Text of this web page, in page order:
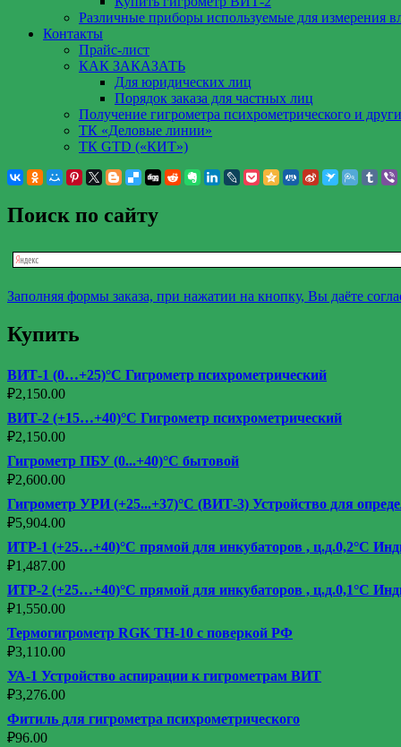
Различные приборы используемые для измерения
Контакты
Прайс-лист
КАК ЗАКАЗАТЬ
Для юридических лиц
Порядок заказа для частных лиц
Получение гигрометра психрометрического и
ТК «Деловые линии»
ТК GTD («КИТ»)
Поиск по сайту
Заполняя формы заказа, при нажатии на кнопку, Вы даёте
Купить
ВИТ-1 (0…+25)°С Гигрометр психрометрический
₽2,150.00
ВИТ-2 (+15…+40)°С Гигрометр психрометрический
₽2,150.00
Гигрометр ПБУ (0...+40)°С бытовой
₽2,600.00
Гигрометр УРИ (+25...+37)°С (ВИТ-3) Устройство для
₽5,904.00
ИТР-1 (+25…+40)°С прямой для инкубаторов , ц.д.0,2°С
₽1,487.00
ИТР-2 (+25…+40)°С прямой для инкубаторов , ц.д.0,1°С
₽1,550.00
Термогигрометр RGK TH-10 с поверкой РФ
₽3,110.00
УА-1 Устройство аспирации к гигрометрам ВИТ
₽3,276.00
Фитиль для гигрометра психрометрического
₽96.00